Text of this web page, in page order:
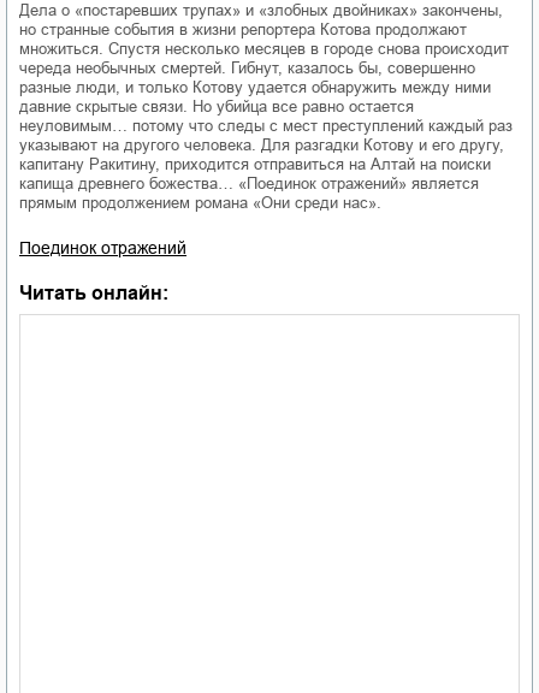
Дела о «постаревших трупах» и «злобных двойниках» закончены,
но странные события в жизни репортера Котова продолжают
множиться. Спустя несколько месяцев в городе снова происходит
череда необычных смертей. Гибнут, казалось бы, совершенно
разные люди, и только Котову удается обнаружить между ними
давние скрытые связи. Но убийца все равно остается
неуловимым… потому что следы с мест преступлений каждый раз
указывают на другого человека. Для разгадки Котову и его другу,
капитану Ракитину, приходится отправиться на Алтай на поиски
капища древнего божества… «Поединок отражений» является
прямым продолжением романа «Они среди нас».
Поединок отражений
Читать онлайн: